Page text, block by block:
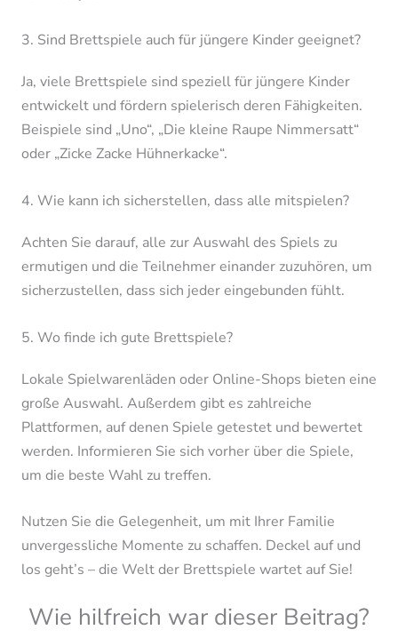
3. Sind Brettspiele auch für jüngere Kinder geeignet?
Ja, viele Brettspiele sind speziell für jüngere Kinder
entwickelt und fördern spielerisch deren Fähigkeiten.
Beispiele sind „Uno“, „Die kleine Raupe Nimmersatt“
oder „Zicke Zacke Hühnerkacke“.
4. Wie kann ich sicherstellen, dass alle mitspielen?
Achten Sie darauf, alle zur Auswahl des Spiels zu
ermutigen und die Teilnehmer einander zuzuhören, um
sicherzustellen, dass sich jeder eingebunden fühlt.
5. Wo finde ich gute Brettspiele?
Lokale Spielwarenläden oder Online-Shops bieten eine
große Auswahl. Außerdem gibt es zahlreiche
Plattformen, auf denen Spiele getestet und bewertet
werden. Informieren Sie sich vorher über die Spiele,
um die beste Wahl zu treffen.
Nutzen Sie die Gelegenheit, um mit Ihrer Familie
unvergessliche Momente zu schaffen. Deckel auf und
los geht’s – die Welt der Brettspiele wartet auf Sie!
Wie hilfreich war dieser Beitrag?